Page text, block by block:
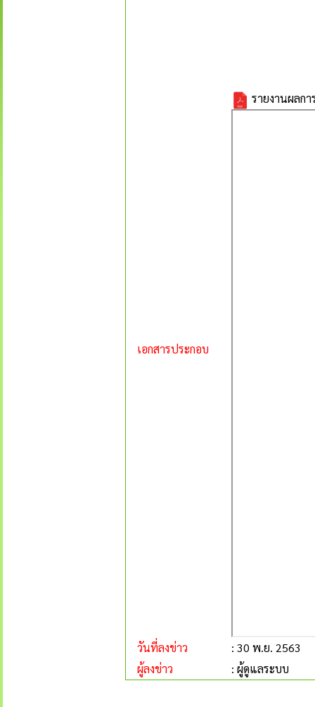
เอกสารประกอบ
รายงานผลก
วันที่ลงข่าว
: 30 พ.ย. 2563
ผู้ลงข่าว
: ผู้ดูแลระบบ